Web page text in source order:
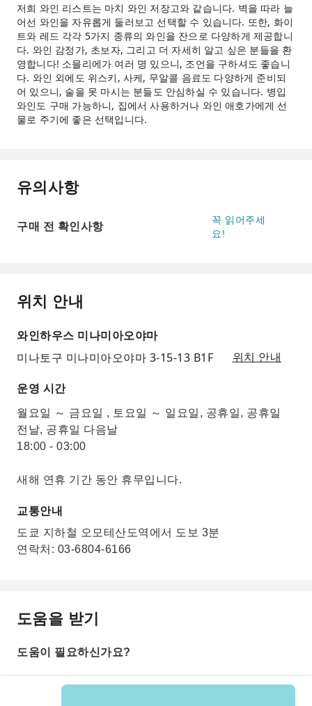
저희 와인 리스트는 마치 와인 저장고와 같습니다. 벽을 따라 늘
어선 와인을 자유롭게 둘러보고 선택할 수 있습니다. 또한, 화이
트와 레드 각각 5가지 종류의 와인을 잔으로 다양하게 제공합니
다. 와인 감정가, 초보자, 그리고 더 자세히 알고 싶은 분들을 환
영합니다! 소믈리에가 여러 명 있으니, 조언을 구하셔도 좋습니
다. 와인 외에도 위스키, 사케, 무알콜 음료도 다양하게 준비되
어 있으니, 술을 못 마시는 분들도 안심하실 수 있습니다. 병입
와인도 구매 가능하니, 집에서 사용하거나 와인 애호가에게 선
물로 주기에 좋은 선택입니다.
유의사항
구매 전 확인사항
꼭 읽어주세
요!
위치 안내
와인하우스 미나미아오야마
미나토구 미나미아오야마 3-15-13 B1F
위치 안내
운영 시간
월요일 ～ 금요일 , 토요일 ～ 일요일, 공휴일, 공휴일
전날, 공휴일 다음날
18:00 - 03:00
새해 연휴 기간 동안 휴무입니다.
교통안내
도쿄 지하철 오모테산도역에서 도보 3분
연락처: 03-6804-6166
도움을 받기
도움이 필요하신가요?